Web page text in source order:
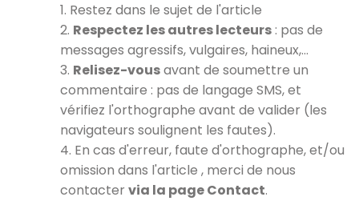
1. Restez dans le sujet de l'article
2. Respectez les autres lecteurs : pas de
messages agressifs, vulgaires, haineux,…
3. Relisez-vousavant de soumettre un
commentaire : pas de langage SMS, et
vérifiez l'orthographe avant de valider (les
navigateurs soulignent les fautes).
4. En cas d'erreur, faute d'orthographe, et/ou
omission dans l'article , merci de nous
contacter via la page Contact.